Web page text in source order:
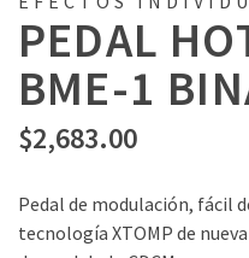
PEDAL
BME-1
$2,683.00
Pedal de modulación, fácil
tecnología XTOMP de